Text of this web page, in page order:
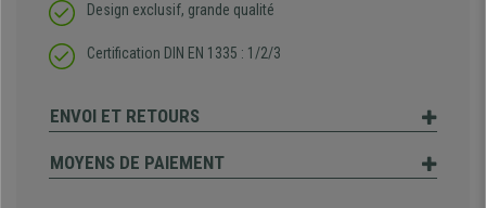
Design exclusif, grande qualité
Certification DIN EN 1335 : 1/2/3
ENVOI ET RETOURS
MOYENS DE PAIEMENT